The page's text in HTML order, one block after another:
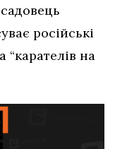
російські
“карателів на